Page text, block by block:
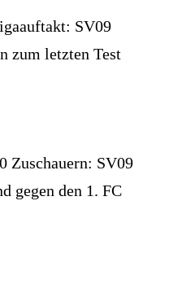
SV09
zum letzten Test
Zuschauern: SV09
gegen den 1. FC